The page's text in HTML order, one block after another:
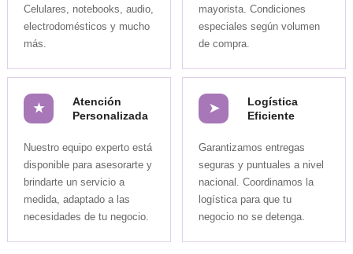
Celulares, notebooks, audio,
electrodomésticos y mucho
más.
mayorista. Condiciones
especiales según volumen
de compra.
★
Atención
Personalizada
Nuestro equipo experto está
disponible para asesorarte y
brindarte un servicio a
medida, adaptado a las
necesidades de tu negocio.
➤︎
Logística
Eficiente
Garantizamos entregas
seguras y puntuales a nivel
nacional. Coordinamos la
logística para que tu
negocio no se detenga.